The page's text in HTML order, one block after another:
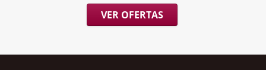
VER OFERTAS